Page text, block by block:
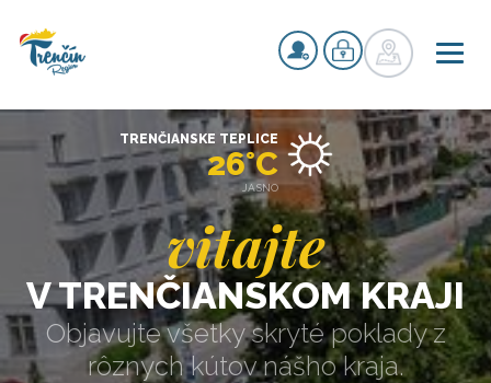
vitajte
V TRENČIANSKOM KRAJI
Objavujte všetky skryté poklady z
rôznych kútov nášho kraja.
TRENČIANSKE TEPLICE
26°C
JASNO